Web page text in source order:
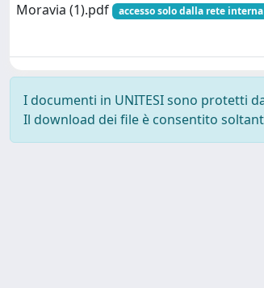
Moravia (1).pdf
accesso solo dalla rete interna
I documenti in UNITESI sono protetti
Il download dei file è consentito